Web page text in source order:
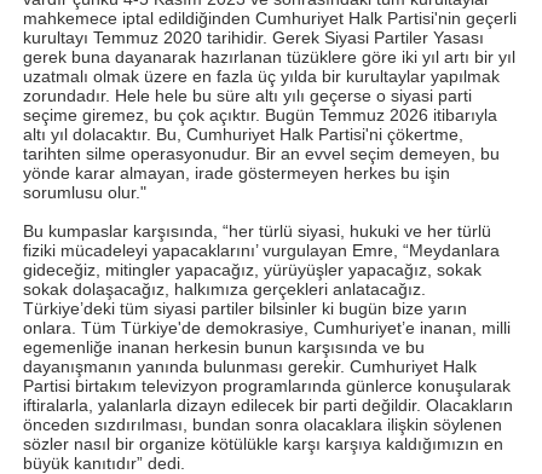
mahkemece iptal edildiğinden Cumhuriyet Halk Partisi'nin geçerli
kurultayı Temmuz 2020 tarihidir. Gerek Siyasi Partiler Yasası
gerek buna dayanarak hazırlanan tüzüklere göre iki yıl artı bir yıl
uzatmalı olmak üzere en fazla üç yılda bir kurultaylar yapılmak
zorundadır. Hele hele bu süre altı yılı geçerse o siyasi parti
seçime giremez, bu çok açıktır. Bugün Temmuz 2026 itibarıyla
altı yıl dolacaktır. Bu, Cumhuriyet Halk Partisi'ni çökertme,
tarihten silme operasyonudur. Bir an evvel seçim demeyen, bu
yönde karar almayan, irade göstermeyen herkes bu işin
sorumlusu olur."
Bu kumpaslar karşısında, “her türlü siyasi, hukuki ve her türlü
fiziki mücadeleyi yapacaklarını’ vurgulayan Emre, “Meydanlara
gideceğiz, mitingler yapacağız, yürüyüşler yapacağız, sokak
sokak dolaşacağız, halkımıza gerçekleri anlatacağız.
Türkiye’deki tüm siyasi partiler bilsinler ki bugün bize yarın
onlara. Tüm Türkiye'de demokrasiye, Cumhuriyet’e inanan, milli
egemenliğe inanan herkesin bunun karşısında ve bu
dayanışmanın yanında bulunması gerekir. Cumhuriyet Halk
Partisi birtakım televizyon programlarında günlerce konuşularak
iftiralarla, yalanlarla dizayn edilecek bir parti değildir. Olacakların
önceden sızdırılması, bundan sonra olacaklara ilişkin söylenen
sözler nasıl bir organize kötülükle karşı karşıya kaldığımızın en
büyük kanıtıdır” dedi.